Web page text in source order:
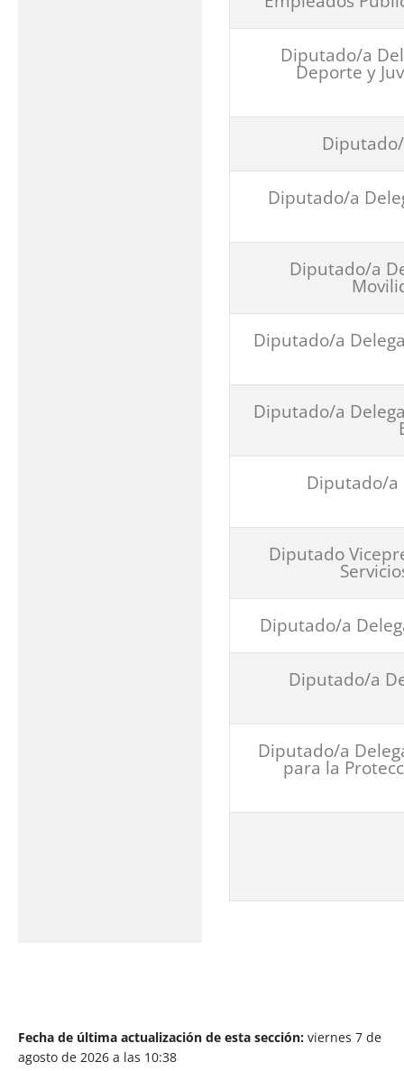
Diputado/a
Deporte y
Diputado/a
Diputado/a
Diputado/a
Diputado/a
Diputado/a
Diputado
Diputado/a
Diputado/a
Diputado/a
para la
Fecha de última actualización de esta sección: viernes 7 de
agosto de 2026 a las 10:38